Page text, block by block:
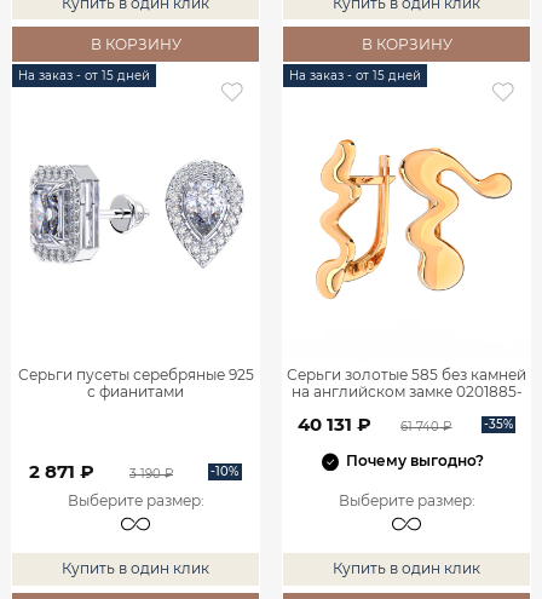
В КОРЗИНУ В КОРЗИНУ
На заказ - от 15 дней
Серьги пусеты серебряные 925
с фианитами
2 871 ₽ 3 190 ₽ -10%
Выберите размер:
Купить в один клик
На заказ - от 15 дней
Серьги золотые 585 без камней
на английском замке 0201885-
40 131 ₽ 61 740 ₽ -35%
Почему выгодно?
Выберите размер:
Купить в один клик